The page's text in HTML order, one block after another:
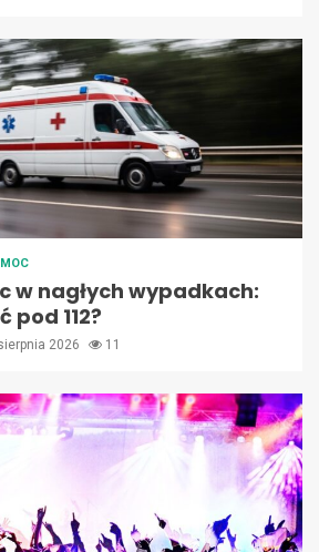
w nagłych wypadkach:
pod 112?
2026 11